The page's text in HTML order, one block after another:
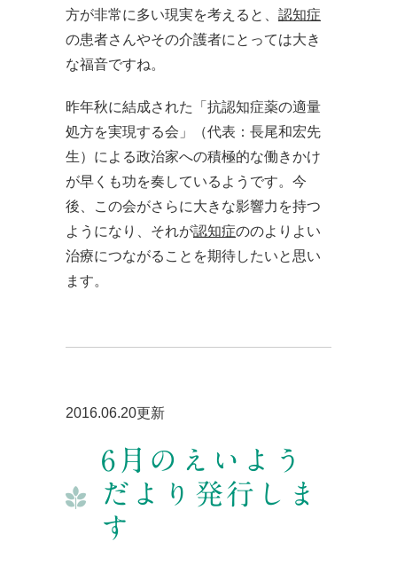
方が非常に多い現実を考えると、 認知症
の患者さんやその介護者にとっては大き
な福音ですね。
昨年秋に結成された「抗認知症薬の適量
処方を実現する会」（代表：長尾和宏先
生）による政治家への積極的な働きかけ
が早くも功を奏しているようです。今
後、この会がさらに大きな影響力を持つ
ようになり、それが認知症ののよりよい
治療につながることを期待したいと思い
ます。
2016.06.20更新
6月のえいよう
だより発行しま
す